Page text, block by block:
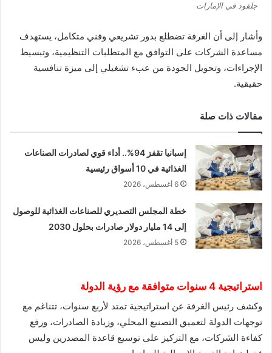
جلفود في الإمارات
وأشار إلى أن الغرفة تضطلع بدور تشريعي وفني متكامل، يستهدف
مساعدة الشركات على التوافق مع المتطلبات التنظيمية، وتبسيط
الإجراءات، وتحويل الجودة من عبء تشغيلي إلى ميزة تنافسية
حقيقية.
مقالات ذات صلة
إسبانيا تقفز 94%.. أداء قوي لصادرات الصناعات
الغذائية في 10 أسواق رئيسية
6 أغسطس، 2026
خطة المجلس التصديري للصناعات الغذائية للوصول
إلى 14 مليار دولار صادرات بحلول 2030
5 أغسطس، 2026
استراتيجية 4 سنوات متوافقة مع رؤية الدولة
وكشف رئيس الغرفة عن استراتيجية تمتد لأربع سنوات، تتناغم مع
توجهات الدولة لتعميق التصنيع المحلي، وزيادة الصادرات، ورفع
كفاءة الشركات، مع التركيز على توسيع قاعدة المصدرين وليس